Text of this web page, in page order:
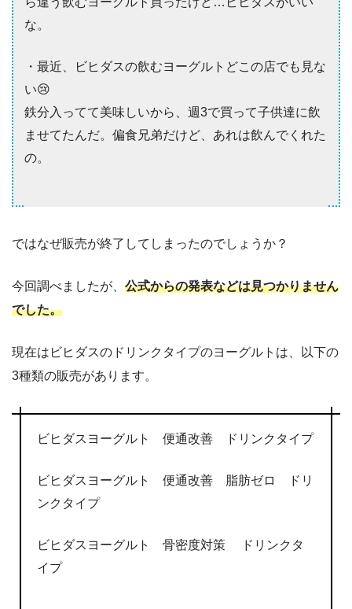
な。
・最近、ビヒダスの飲むヨーグルトどこの店でも見な
い😢
鉄分入ってて美味しいから、週3で買って子供達に飲
ませてたんだ。偏食兄弟だけど、あれは飲んでくれた
の。
ではなぜ販売が終了してしまったのでしょうか？
今回調べましたが、 公式からの発表などは見つかりません
でした。
現在はビヒダスのドリンクタイプのヨーグルトは、以下の
3種類の販売があります。
ビヒダスヨーグルト 便通改善 ドリンクタイプ
ビヒダスヨーグルト 便通改善 脂肪ゼロ ドリ
ンクタイプ
ビヒダスヨーグルト 骨密度対策 ドリンクタ
イプ